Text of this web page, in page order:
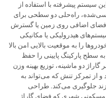
سیستم پیشرفته با استفاده از
راه‌حلی دو سطحی برای
فضای اضافی روی زمین یا گسترش
هیدرولیکی یا مکانیکی
را به موقعیت بالایی امن بالا
سطح پارکینگ پایینی را حفظ
دو ماشینه، توزیع بهینه وزن
از تمرکز تنش که می‌تواند به
جلوگیری می‌کند. طراحی
شهری که فضای گاراژ